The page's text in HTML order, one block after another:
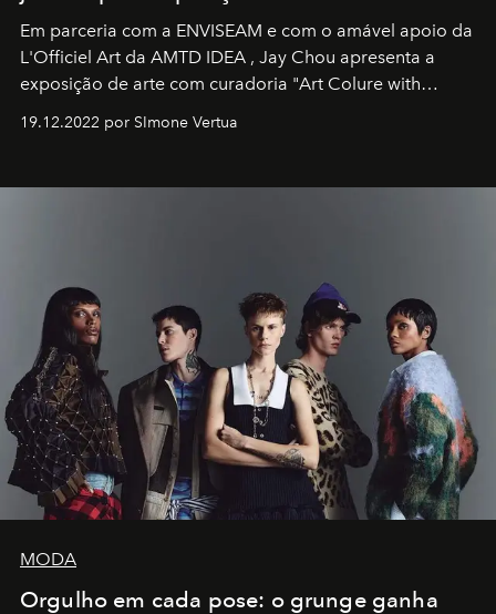
Em parceria com a ENVISEAM e com o amável apoio da
L'Officiel Art da AMTD IDEA , Jay Chou apresenta a
exposição de arte com curadoria "Art Colure with
19.12.2022 por SImone Vertua
MODA
Orgulho em cada pose: o grunge ganha